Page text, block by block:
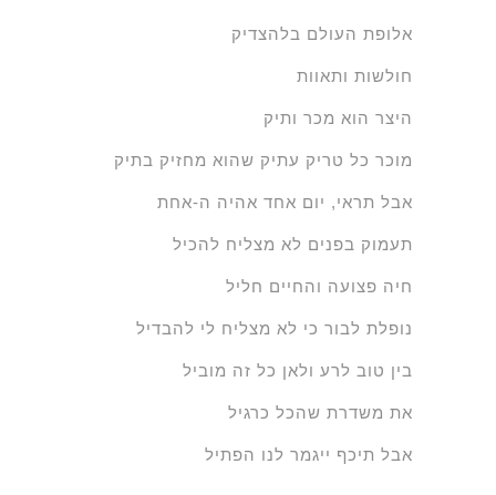
אלופת העולם בלהצדיק
חולשות ותאוות
היצר הוא מכר ותיק
מוכר כל טריק עתיק שהוא מחזיק בתיק
אבל תראי, יום אחד אהיה ה-אחת
תעמוק בפנים לא מצליח להכיל
חיה פצועה והחיים חליל
נופלת לבור כי לא מצליח לי להבדיל
בין טוב לרע ולאן כל זה מוביל
את משדרת שהכל כרגיל
אבל תיכף ייגמר לנו הפתיל